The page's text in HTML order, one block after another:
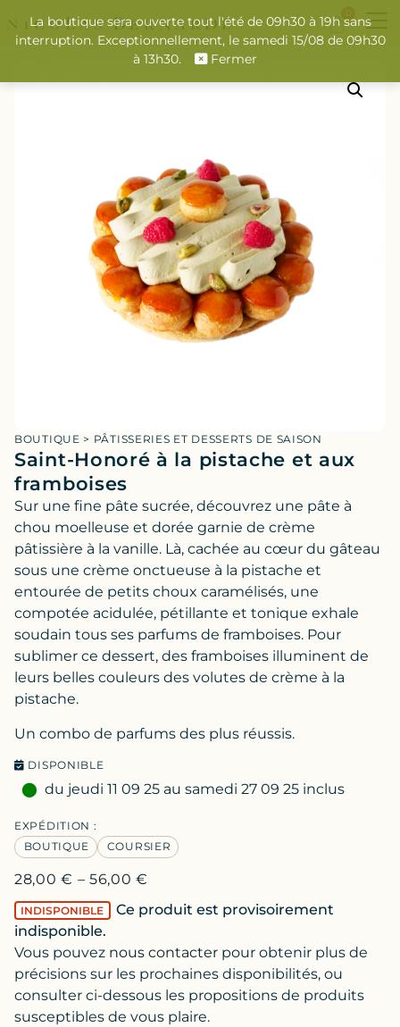
BOUTIQUE > PÂTISSERIES ET DESSERTS DE SAISON
Saint-Honoré à la pistache et aux
framboises
Sur une fine pâte sucrée, découvrez une pâte à
chou moelleuse et dorée garnie de crème
pâtissière à la vanille. Là, cachée au cœur du gâteau
sous une crème onctueuse à la pistache et
entourée de petits choux caramélisés, une
compotée acidulée, pétillante et tonique exhale
soudain tous ses parfums de framboises. Pour
sublimer ce dessert, des framboises illuminent de
leurs belles couleurs des volutes de crème à la
pistache.
Un combo de parfums des plus réussis.
DISPONIBLE
du jeudi 11 09 25 au samedi 27 09 25 inclus
EXPÉDITION :
BOUTIQUE
COURSIER
28,00€ –56,00€
INDISPONIBLE
Ce produit est provisoirement
indisponible.
Vous pouvez nous contacter pour obtenir plus de
précisions sur les prochaines disponibilités, ou
consulter ci-dessous les propositions de produits
susceptibles de vous plaire.
La boutique sera ouverte tout l'été de 09h30 à 19h sans
interruption. Exceptionnellement, le samedi 15/08 de 09h30
à 13h30.
Fermer